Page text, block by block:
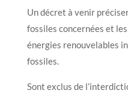
Un décret à venir
fossiles concernées et
énergies renouvelables
fossiles.
Sont exclus de